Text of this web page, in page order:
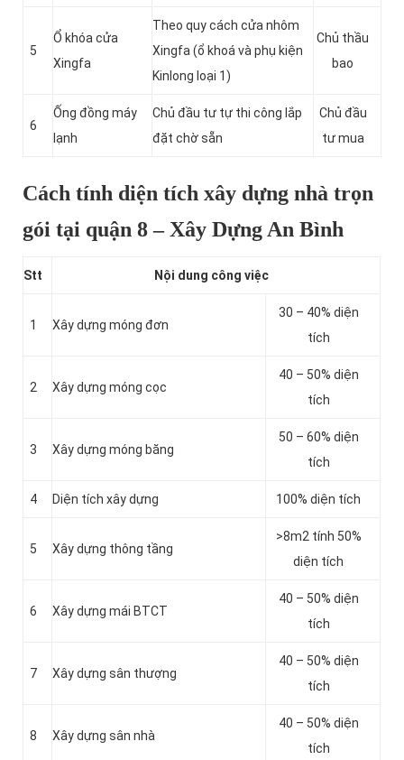
5
Ổ khóa cửa
Xingfa
Theo quy cách cửa nhôm
Xingfa (ổ khoá và phụ kiện
Kinlong loại 1)
Chủ thầu
bao
6
Ống đồng máy
lạnh
Chủ đầu tư tự thi công lắp
đặt chờ sẵn
Chủ đầu
tư mua
Cách tính diện tích xây dựng nhà trọn
gói tại quận 8 – Xây Dựng An Bình
Stt Nội dung công việc
1 Xây dựng móng đơn
30 – 40% diện
tích
2 Xây dựng móng cọc
40 – 50% diện
tích
3 Xây dựng móng băng
50 – 60% diện
tích
4 Diện tích xây dựng 100% diện tích
5 Xây dựng thông tầng
>8m2 tính 50%
diện tích
6 Xây dựng mái BTCT
40 – 50% diện
tích
7 Xây dựng sân thượng
40 – 50% diện
tích
8 Xây dựng sân nhà
40 – 50% diện
tích